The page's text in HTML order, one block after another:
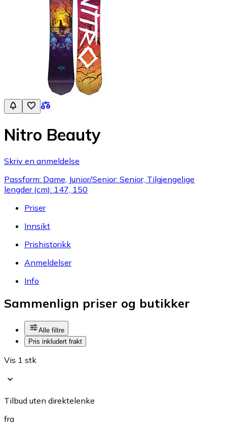
Nitro Beauty
Skriv en anmeldelse
Passform: Dame, Junior/Senior: Senior, Tilgjengelige
lengder (cm): 147, 150
Priser
Innsikt
Prishistorikk
Anmeldelser
Info
Sammenlign priser og butikker
Alle filtre
Pris inkludert frakt
Vis 1 stk
Tilbud uten direktelenke
fra